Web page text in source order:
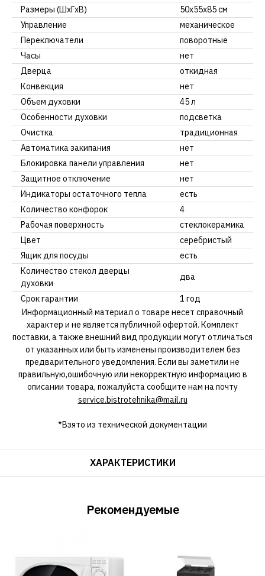
Размеры (ШхГхВ)
50x55x85 см
Управление
механическое
Переключатели
поворотные
Часы
нет
Дверца
откидная
Конвекция
нет
Объем духовки
45 л
Особенности духовки
подсветка
Очистка
традиционная
Автоматика закипания
нет
Блокировка панели управления
нет
Защитное отключение
нет
Индикаторы остаточного тепла
есть
Количество конфорок
4
Рабочая поверхность
стеклокерамика
Цвет
серебристый
Ящик для посуды
есть
Количество стекол дверцы
духовки
два
Срок гарантии
1 год
Информационный материал о товаре несет справочный
характер и не является публичной офертой. Комплект
поставки, а также внешний вид продукции могут отличаться
от указанных или быть изменены производителем без
предварительного уведомления. Если вы заметили не
правильную,ошибочную или некорректную информацию в
описании товара, пожалуйста сообщите нам на почту
service.bistrotehnika@mail.ru
*Взято из технической документации
ХАРАКТЕРИСТИКИ
Рекомендуемые